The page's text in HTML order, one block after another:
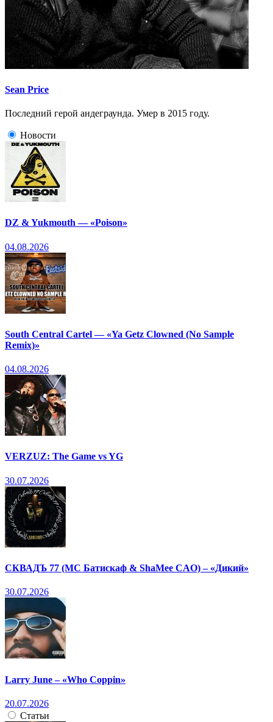
Sean Price
Последний герой андеграунда. Умер в 2015 году.
Новости
DZ & Yukmouth — «Poison»
04.08.2026
South Central Cartel — «Ya Getz Clowned (No Sample
Remix)»
04.08.2026
VERZUZ: The Game vs YG
30.07.2026
СКВАДЪ 77 (МС Батискаф & ShaMee CAO) – «Дикий»
30.07.2026
Larry June – «Who Coppin»
20.07.2026
Статьи